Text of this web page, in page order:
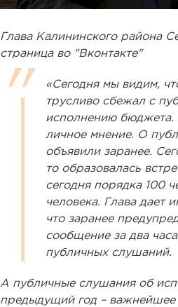
Глава Калининского района
страница во "Вконтакте"
«Сегодня мы видим,
трусливо сбежал с
исполнению бюджета.
личное мнение. О
объявили заранее.
то образовалась
сегодня порядка 100
человека. Глава дает
что заранее
сообщение за два
публичных слушаний.
А публичные слушания об
предыдущий год – важнейшее